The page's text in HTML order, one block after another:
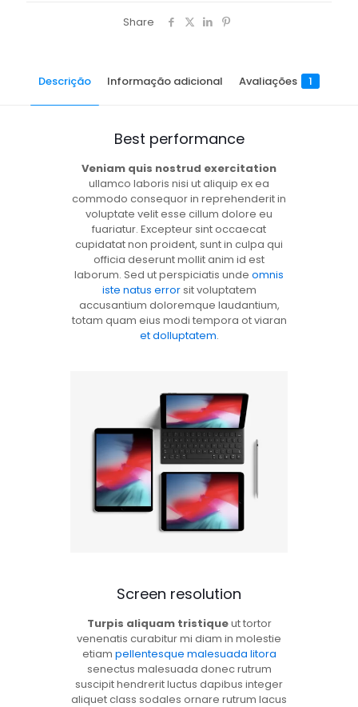
Share
Descrição Informação adicional Avaliações 1
Best performance
Veniam quis nostrud exercitation
ullamco laboris nisi ut aliquip ex ea
commodo consequor in reprehenderit in
voluptate velit esse cillum dolore eu
fuariatur. Excepteur sint occaecat
cupidatat non proident, sunt in culpa qui
officia deserunt mollit anim id est
laborum. Sed ut perspiciatis unde omnis
iste natus errorsit voluptatem
accusantium doloremque laudantium,
totam quam eius modi tempora ot viaran
et dolluptatem.
Screen resolution
Turpis aliquam tristiqueut tortor
venenatis curabitur mi diam in molestie
etiam pellentesque malesuada litora
senectus malesuada donec rutrum
suscipit hendrerit luctus dapibus integer
aliquet class sodales ornare rutrum lacus